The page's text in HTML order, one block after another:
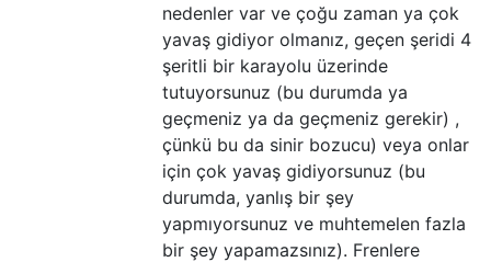
nedenler var ve çoğu zaman ya çok
yavaş gidiyor olmanız, geçen şeridi 4
şeritli bir karayolu üzerinde
tutuyorsunuz (bu durumda ya
geçmeniz ya da geçmeniz gerekir) ,
çünkü bu da sinir bozucu) veya onlar
için çok yavaş gidiyorsunuz (bu
durumda, yanlış bir şey
yapmıyorsunuz ve muhtemelen fazla
bir şey yapamazsınız). Frenlere